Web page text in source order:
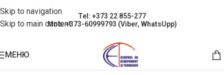
Skip to navigation
Skip to main content
Tel: +373 22 855-277
Mob: +373-60999793 (Viber, WhatsUpp)
МЕНЮ